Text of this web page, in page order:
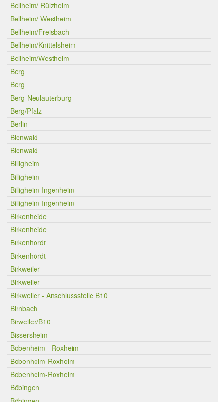
Bellheim/ Rülzheim
Bellheim/ Westheim
Bellheim/Freisbach
Bellheim/Knittelsheim
Bellheim/Westheim
Berg
Berg
Berg-Neulauterburg
Berg/Pfalz
Berlin
Bienwald
Bienwald
Billigheim
Billigheim
Billigheim-Ingenheim
Billigheim-Ingenheim
Birkenheide
Birkenheide
Birkenhördt
Birkenhördt
Birkweiler
Birkweiler
Birkweiler - Anschlussstelle B10
Birnbach
Birweiler/B10
Bissersheim
Bobenheim - Roxheim
Bobenheim-Roxheim
Bobenheim-Roxheim
Böbingen